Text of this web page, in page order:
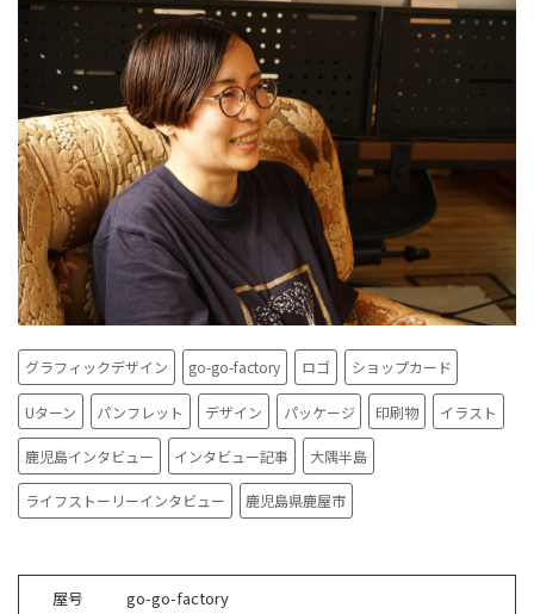
グラフィックデザイン go-go-factory ロゴ ショップカード
Uターン パンフレット デザイン パッケージ 印刷物 イラスト
鹿児島インタビュー インタビュー記事 大隅半島
ライフストーリーインタビュー 鹿児島県鹿屋市
屋号 go-go-factory